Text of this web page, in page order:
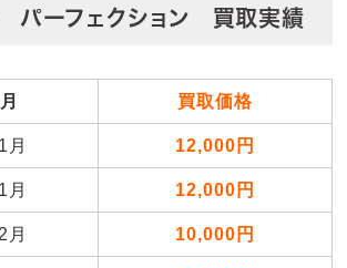
パーフェクション 買取実績
買取価格
月 12,000円
月 12,000円
月 10,000円